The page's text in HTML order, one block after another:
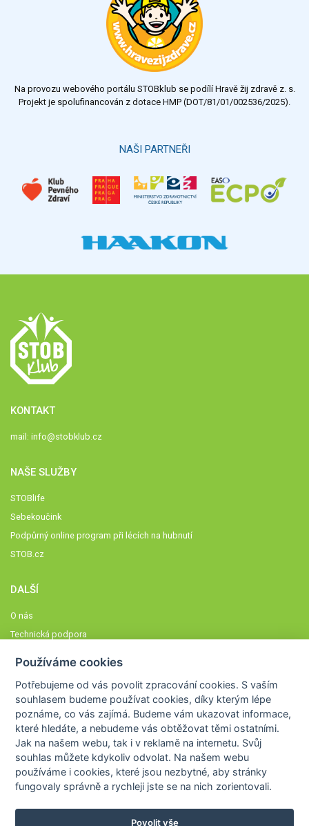
Na provozu webového portálu STOBklub se podílí Hravě žij zdravě z. s.
Projekt je spolufinancován z dotace HMP (DOT/81/01/002536/2025).
NAŠI PARTNEŘI
KONTAKT
mail: info@stobklub.cz
NAŠE SLUŽBY
STOBlife
Sebekoučink
Podpůrný online program při lécích na hubnutí
STOB.cz
DALŠÍ
O nás
Technická podpora
Členové STOBklubu
Zásady nakládání s osobními údaji
Otestujte se
Spočítejte si
Výzva 52
Používáme cookies
Potřebujeme od vás povolit zpracování cookies. S vaším
souhlasem budeme používat cookies, díky kterým lépe
poznáme,co vás zajímá. Budeme vám ukazovat informace,
které hledáte, a nebudeme vás obtěžovat těmi ostatními.
Jak na našem webu, tak i v reklamě na internetu. Svůj
souhlas můžete kdykoliv odvolat. Na našem webu
používáme i cookies, které jsou nezbytné, aby stránky
fungovaly správně a rychleji jste se na nich zorientovali.
Povolit vše